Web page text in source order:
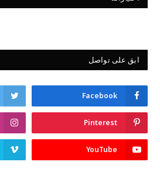
ابق على تواصل
Facebook
Pinterest
YouTube